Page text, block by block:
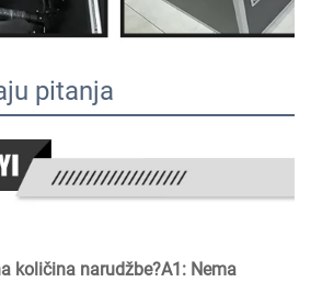
pitanja
količina narudžbe?A1: Nema